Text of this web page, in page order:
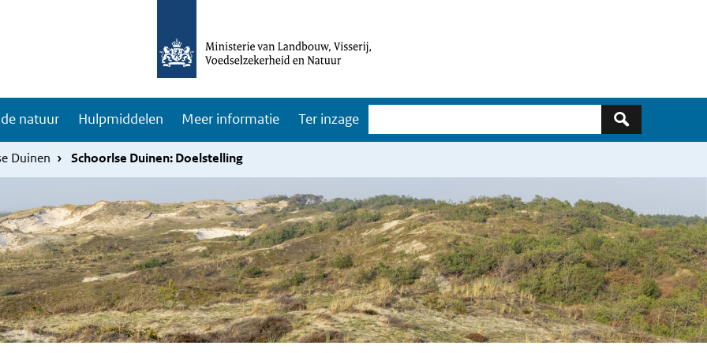
natuur Hulpmiddelen Meer informatie Ter inzage
Zoeken
Duinen Schoorlse Duinen: Doelstelling